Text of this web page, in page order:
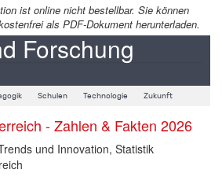
ist online nicht bestellbar. Sie können
als PDF-Dokument herunterladen.
Forschung
Schulen Technologie Zukunft
- Zahlen & Fakten 2026
und Innovation, Statistik